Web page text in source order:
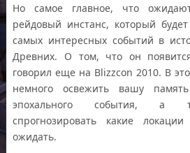
Но самое главное, что
рейдовый инстанс, который
самых интересных событий в
Древних. О том, что он
говорил еще на Blizzcon 2010. В
немного освежить вашу память
эпохального события, а
спрогнозировать какие
ожидать.